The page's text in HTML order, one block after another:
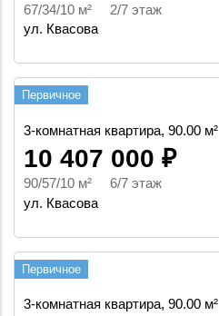
67/34/10 м² 2/7 этаж
ул. Квасова
Первичное
3-комнатная квартира, 90.00 м²
10 407 000 ₽
90/57/10 м² 6/7 этаж
ул. Квасова
Первичное
3-комнатная квартира, 90.00 м²